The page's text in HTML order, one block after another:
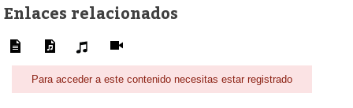
Enlaces relacionados
Para acceder a este contenido necesitas estar registrado